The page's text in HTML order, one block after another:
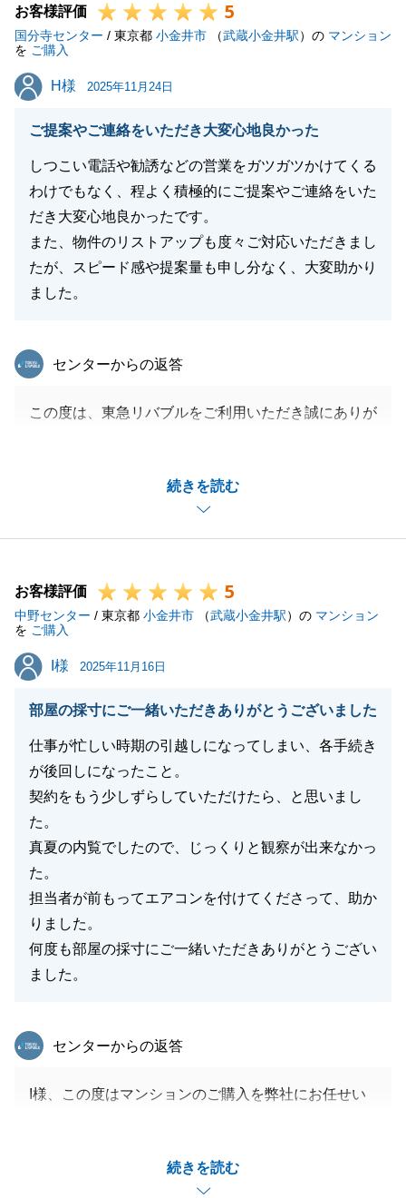
お客様評価 5
国分寺センター / 東京都 小金井市 （武蔵小金井駅）の マンション
を ご購入
H様
H様 2025年11月24日
ご提案やご連絡をいただき大変心地良かった
しつこい電話や勧誘などの営業をガツガツかけてくる
わけでもなく、程よく積極的にご提案やご連絡をいた
だき大変心地良かったです。
また、物件のリストアップも度々ご対応いただきまし
たが、スピード感や提案量も申し分なく、大変助かり
ました。
続きを読む
東急リバブル
センターからの返答
この度は、東急リバブルをご利用いただき誠にありが
き大変嬉しく思います。
お客様にとって心地よい連絡頻度、ご提案内容、スピ
ード感を日々心掛けながら営業をしておりますので、
ありがとうございます。
また、不動産のことでご不明点やお困りごとがありま
したらお気軽にお申し付けください。
引き続きよろしくお願いいたします。
閉じる
お客様評価 5
中野センター / 東京都 小金井市 （武蔵小金井駅）の マンション
を ご購入
I様
I様 2025年11月16日
部屋の採寸にご一緒いただきありがとうございました
仕事が忙しい時期の引越しになってしまい、各手続き
が後回しになったこと。
契約をもう少しずらしていただけたら、と思いまし
た。
真夏の内覧でしたので、じっくりと観察が出来なかっ
た。
担当者が前もってエアコンを付けてくださって、助か
りました。
何度も部屋の採寸にご一緒いただきありがとうござい
ました。
続きを読む
東急リバブル
センターからの返答
I様、この度はマンションのご購入を弊社にお任せい
際があったと思いますが、快くお引き受けくださり、